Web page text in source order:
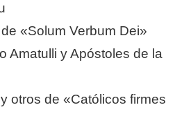
«Solum Verbum Dei»
Amatulli y Apóstoles de la
otros de «Católicos firmes